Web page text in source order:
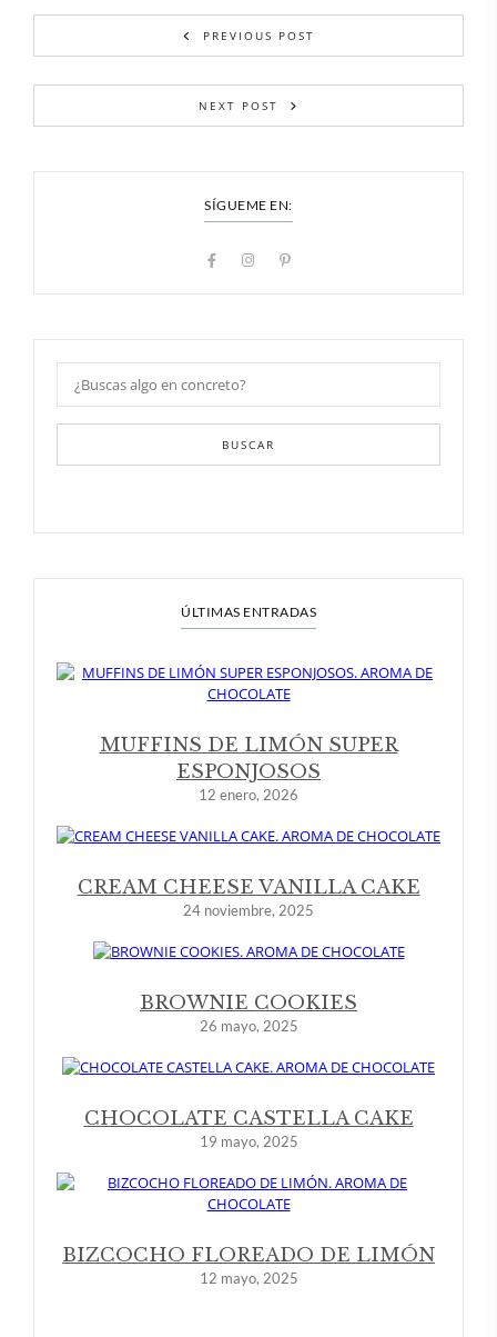
PREVIOUS POST
NEXT POST
SÍGUEME EN:
BUSCAR
ÚLTIMAS ENTRADAS
MUFFINS DE LIMÓN SUPER
ESPONJOSOS
12 enero, 2026
CREAM CHEESE VANILLA CAKE
24 noviembre, 2025
BROWNIE COOKIES
26 mayo, 2025
CHOCOLATE CASTELLA CAKE
19 mayo, 2025
BIZCOCHO FLOREADO DE LIMÓN
12 mayo, 2025